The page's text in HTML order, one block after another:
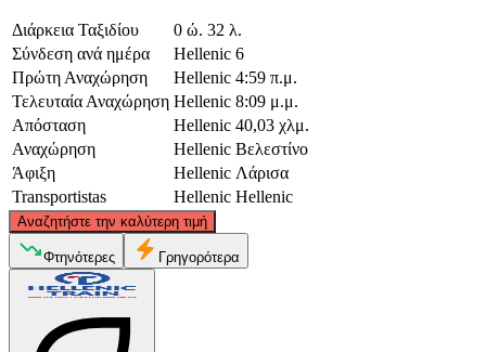
Διάρκεια Ταξιδίου
0 ώ. 32 λ.
Σύνδεση ανά ημέρα
Hellenic 6
Πρώτη Αναχώρηση
Hellenic 4:59 π.μ.
Τελευταία Αναχώρηση Hellenic 8:09 μ.μ.
Απόσταση
Hellenic 40,03 χλμ.
Αναχώρηση
Hellenic Βελεστίνο
Άφιξη
Hellenic Λάρισα
Transportistas
Hellenic Hellenic
Αναζητήστε την καλύτερη τιμή
Larissa
©CARTO
Φτηνότερες Γρηγορότερα